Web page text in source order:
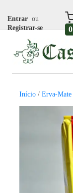
Entrar ou
Registrar-se
0
Início / Erva-Mate